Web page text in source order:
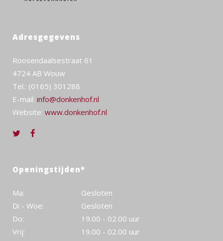
Adresgegevens
Roosendaalsestraat 61
4724 AB Wouw
Tel.: (0165) 301288
E-mail: info@donkenhof.nl
Website: www.donkenhof.nl
Openingstijden*
Ma:
Gesloten
Di - Woe:
Gesloten
Do:
19.00 - 02.00 uur
Vrij:
19.00 - 02.00 uur